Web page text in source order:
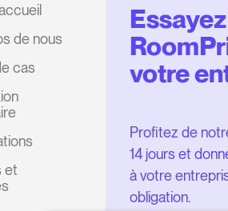
de nous
cas
et
Essayez
votre
Profitez de
14 jours et
à votre
obligation.